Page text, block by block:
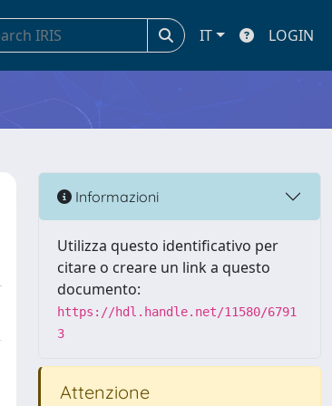
IT LOGIN
Informazioni
Utilizza questo identificativo per
citare o creare un link a questo
documento:
https://hdl.handle.net/11580/6791
3
Attenzione